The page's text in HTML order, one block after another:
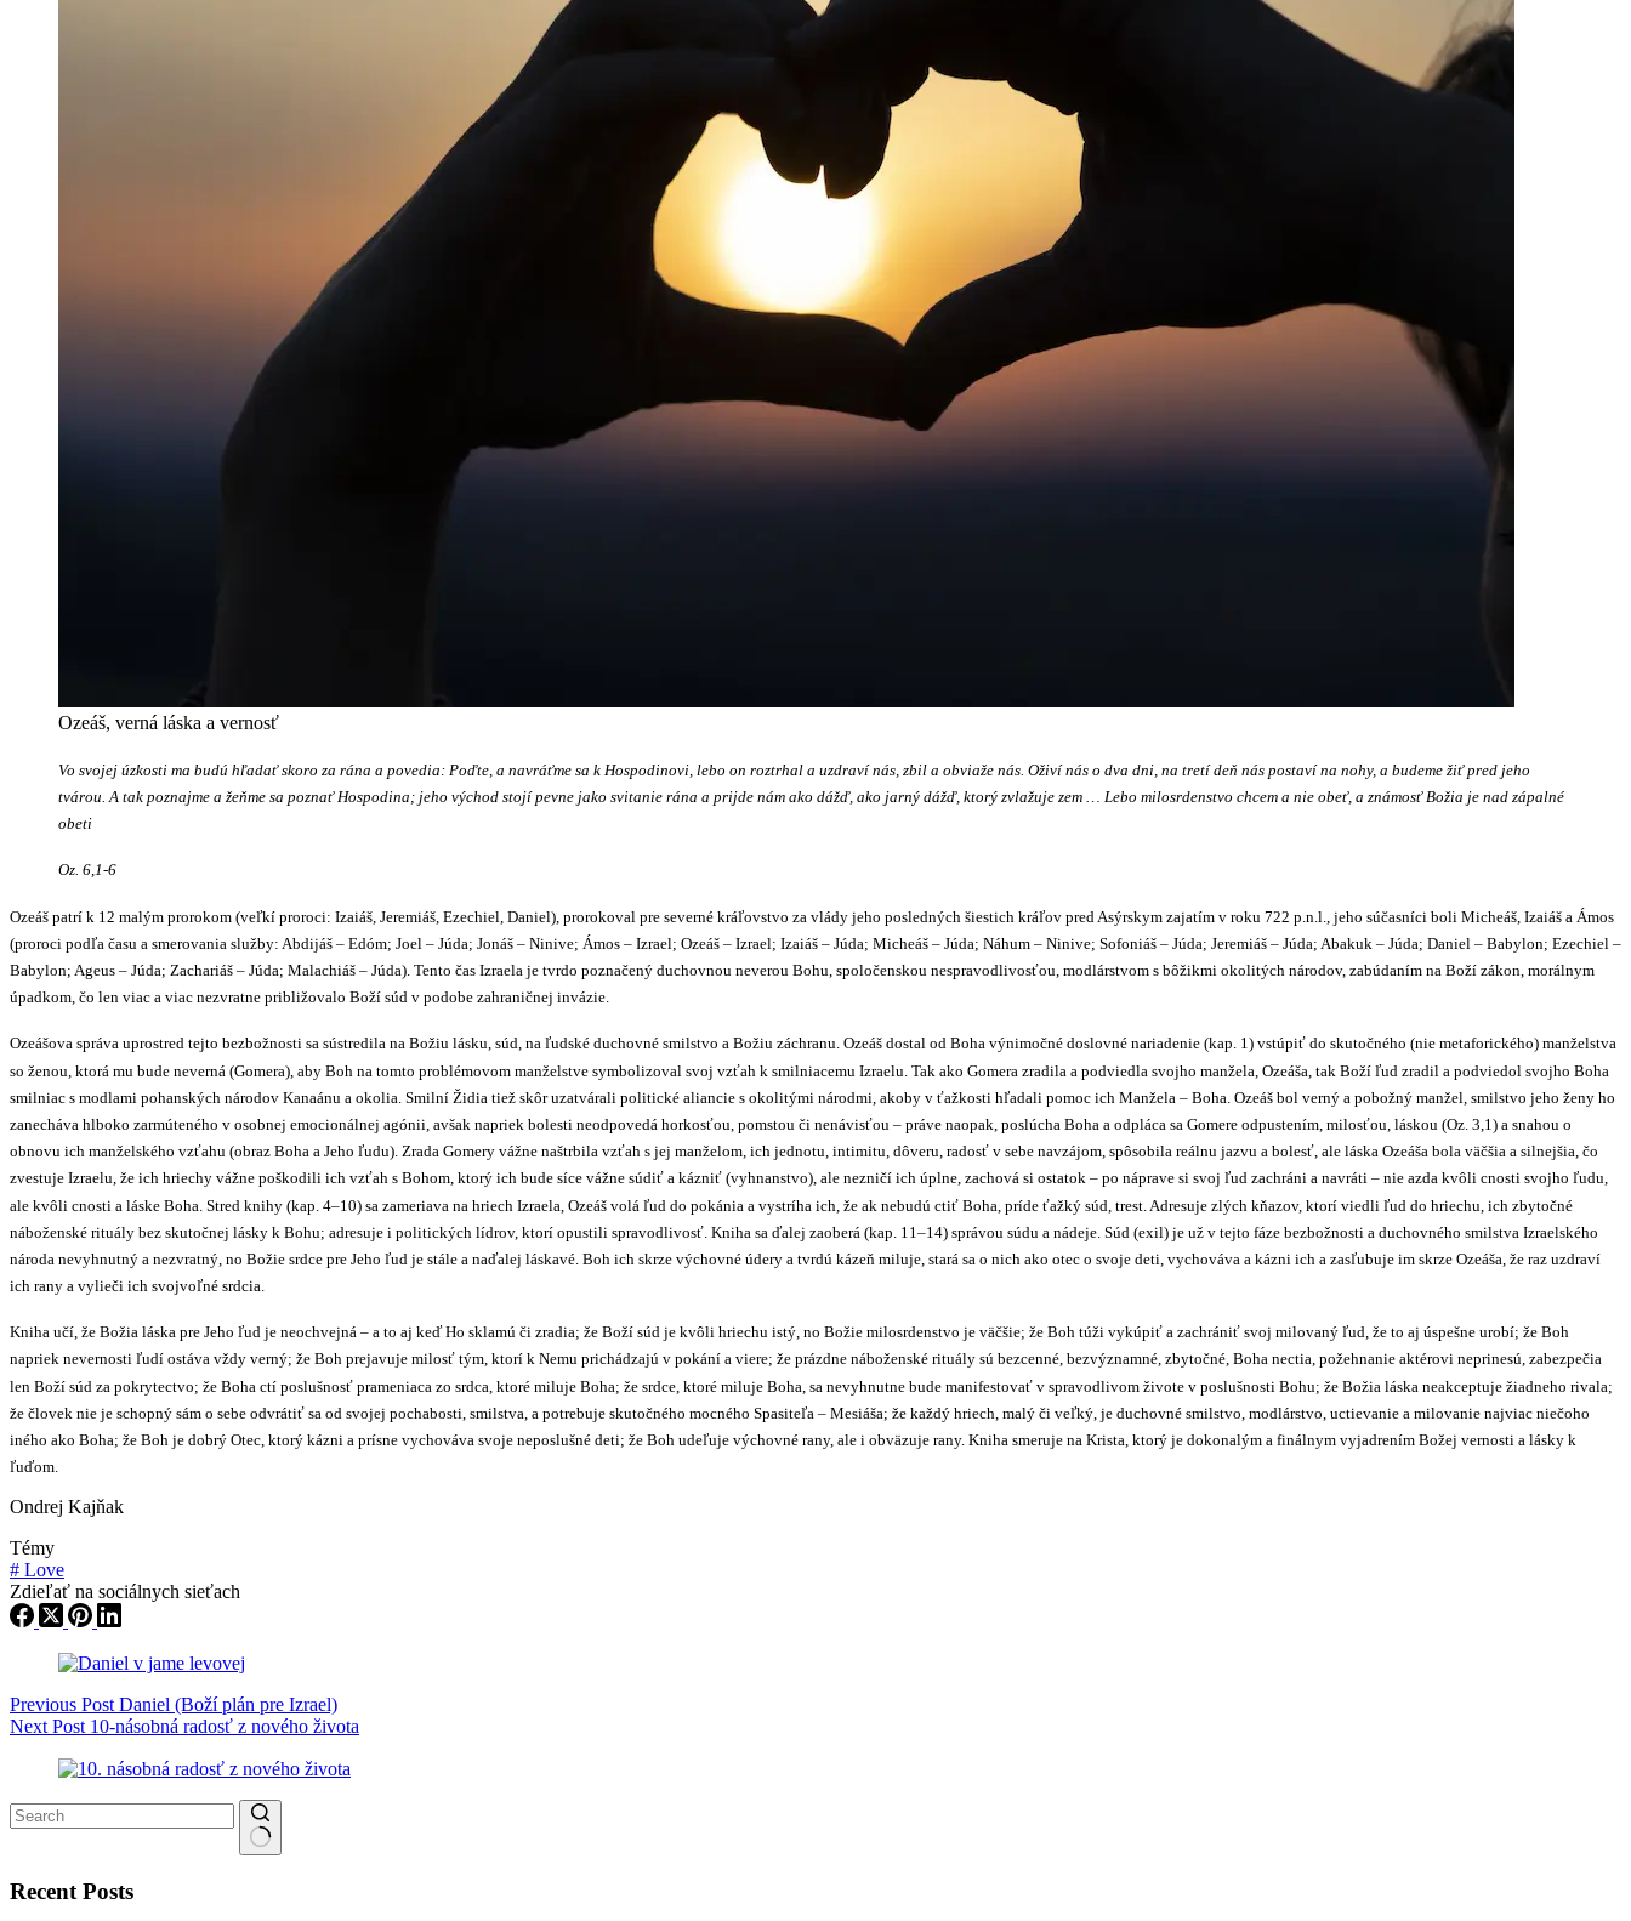
Ozeáš, verná láska a vernosť
Vo svojej úzkosti ma budú hľadať skoro za rána a povedia: Poďte, a navráťme sa k Hospodinovi, lebo on roztrhal a uzdraví nás, zbil a obviaže nás. Oživí nás o dva dni, na tretí deň nás postaví na nohy, a budeme žiť pred jeho
tvárou. A tak poznajme a žeňme sa poznať Hospodina; jeho východ stojí pevne jako svitanie rána a prijde nám ako dážď, ako jarný dážď, ktorý zvlažuje zem … Lebo milosrdenstvo chcem a nie obeť, a známosť Božia je nad zápalné
obeti
Oz. 6,1-6
Ozeáš patrí k 12 malým prorokom (veľkí proroci: Izaiáš, Jeremiáš, Ezechiel, Daniel), prorokoval pre severné kráľovstvo za vlády jeho posledných šiestich kráľov pred Asýrskym zajatím v roku 722 p.n.l., jeho súčasníci boli Micheáš, Izaiáš a Ámos
(proroci podľa času a smerovania služby: Abdijáš – Edóm; Joel – Júda; Jonáš – Ninive; Ámos – Izrael; Ozeáš – Izrael; Izaiáš – Júda; Micheáš – Júda; Náhum – Ninive; Sofoniáš – Júda; Jeremiáš – Júda; Abakuk – Júda; Daniel – Babylon; Ezechiel –
Babylon; Ageus – Júda; Zachariáš – Júda; Malachiáš – Júda). Tento čas Izraela je tvrdo poznačený duchovnou neverou Bohu, spoločenskou nespravodlivosťou, modlárstvom s bôžikmi okolitých národov, zabúdaním na Boží zákon, morálnym
úpadkom, čo len viac a viac nezvratne približovalo Boží súd v podobe zahraničnej invázie.
Ozeášova správa uprostred tejto bezbožnosti sa sústredila na Božiu lásku, súd, na ľudské duchovné smilstvo a Božiu záchranu. Ozeáš dostal od Boha výnimočné doslovné nariadenie (kap. 1) vstúpiť do skutočného (nie metaforického) manželstva
so ženou, ktorá mu bude neverná (Gomera), aby Boh na tomto problémovom manželstve symbolizoval svoj vzťah k smilniacemu Izraelu. Tak ako Gomera zradila a podviedla svojho manžela, Ozeáša, tak Boží ľud zradil a podviedol svojho Boha
smilniac s modlami pohanských národov Kanaánu a okolia. Smilní Židia tiež skôr uzatvárali politické aliancie s okolitými národmi, akoby v ťažkosti hľadali pomoc ich Manžela – Boha. Ozeáš bol verný a pobožný manžel, smilstvo jeho ženy ho
zanecháva hlboko zarmúteného v osobnej emocionálnej agónii, avšak napriek bolesti neodpovedá horkosťou, pomstou či nenávisťou – práve naopak, poslúcha Boha a odpláca sa Gomere odpustením, milosťou, láskou (Oz. 3,1) a snahou o
obnovu ich manželského vzťahu (obraz Boha a Jeho ľudu). Zrada Gomery vážne naštrbila vzťah s jej manželom, ich jednotu, intimitu, dôveru, radosť v sebe navzájom, spôsobila reálnu jazvu a bolesť, ale láska Ozeáša bola väčšia a silnejšia, čo
zvestuje Izraelu, že ich hriechy vážne poškodili ich vzťah s Bohom, ktorý ich bude síce vážne súdiť a kázniť (vyhnanstvo), ale nezničí ich úplne, zachová si ostatok – po náprave si svoj ľud zachráni a navráti – nie azda kvôli cnosti svojho ľudu,
ale kvôli cnosti a láske Boha. Stred knihy (kap. 4–10) sa zameriava na hriech Izraela, Ozeáš volá ľud do pokánia a vystríha ich, že ak nebudú ctiť Boha, príde ťažký súd, trest. Adresuje zlých kňazov, ktorí viedli ľud do hriechu, ich zbytočné
náboženské rituály bez skutočnej lásky k Bohu; adresuje i politických lídrov, ktorí opustili spravodlivosť. Kniha sa ďalej zaoberá (kap. 11–14) správou súdu a nádeje. Súd (exil) je už v tejto fáze bezbožnosti a duchovného smilstva Izraelského
národa nevyhnutný a nezvratný, no Božie srdce pre Jeho ľud je stále a naďalej láskavé. Boh ich skrze výchovné údery a tvrdú kázeň miluje, stará sa o nich ako otec o svoje deti, vychováva a kázni ich a zasľubuje im skrze Ozeáša, že raz uzdraví
ich rany a vylieči ich svojvoľné srdcia.
Kniha učí, že Božia láska pre Jeho ľud je neochvejná – a to aj keď Ho sklamú či zradia; že Boží súd je kvôli hriechu istý, no Božie milosrdenstvo je väčšie; že Boh túži vykúpiť a zachrániť svoj milovaný ľud, že to aj úspešne urobí; že Boh
napriek nevernosti ľudí ostáva vždy verný; že Boh prejavuje milosť tým, ktorí k Nemu prichádzajú v pokání a viere; že prázdne náboženské rituály sú bezcenné, bezvýznamné, zbytočné, Boha nectia, požehnanie aktérovi neprinesú, zabezpečia
len Boží súd za pokrytectvo; že Boha ctí poslušnosť prameniaca zo srdca, ktoré miluje Boha; že srdce, ktoré miluje Boha, sa nevyhnutne bude manifestovať v spravodlivom živote v poslušnosti Bohu; že Božia láska neakceptuje žiadneho rivala;
že človek nie je schopný sám o sebe odvrátiť sa od svojej pochabosti, smilstva, a potrebuje skutočného mocného Spasiteľa – Mesiáša; že každý hriech, malý či veľký, je duchovné smilstvo, modlárstvo, uctievanie a milovanie najviac niečoho
iného ako Boha; že Boh je dobrý Otec, ktorý kázni a prísne vychováva svoje neposlušné deti; že Boh udeľuje výchovné rany, ale i obväzuje rany. Kniha smeruje na Krista, ktorý je dokonalým a finálnym vyjadrením Božej vernosti a lásky k
ľuďom.
Ondrej Kajňak
Témy
# Love
Zdieľať na sociálnych sieťach
Previous Post Daniel (Boží plán pre Izrael)
Next Post 10-násobná radosť z nového života
Recent Posts